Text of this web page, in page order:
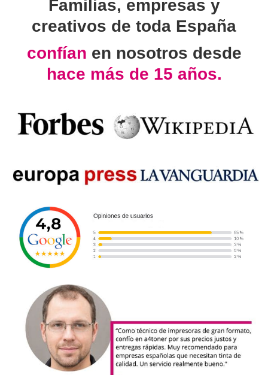
Familias, empresas y
creativos de toda España
confían en nosotros desde
hace más de 15 años.